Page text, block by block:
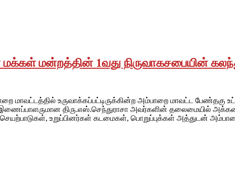
மன்றத்தின் 1வது நிருவாகசபையின்
மாவட்டத்தில் உருவாக்கப்பட்டிருக்கின்ற அம்பாறை மாவட்ட பேண்தகு
இணைப்பாளருமான திரு.எஸ்.செந்துராசா அவர்களின் தலைமையில்
உறுப்பினர்கள் கடமைகள், பொறுப்புக்கள் அத்துடன்